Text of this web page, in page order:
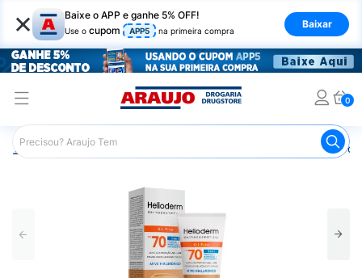
× Baixe o APP e ganhe 5% OFF!
Use o cupom APP5 na primeira compra
Baixar
0
Araujo Beleza e Cuidados